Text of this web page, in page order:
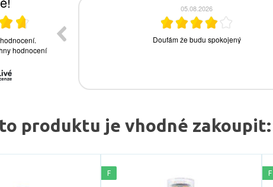
produktu je vhodné zakoupit:
F F